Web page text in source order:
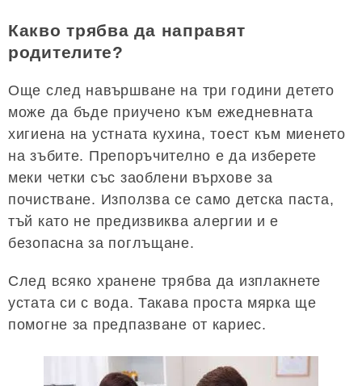
Какво трябва да направят
родителите?
Още след навършване на три години детето
може да бъде приучено към ежедневната
хигиена на устната кухина, тоест към миенето
на зъбите. Препоръчително е да изберете
меки четки със заоблени върхове за
почистване. Използва се само детска паста,
тъй като не предизвиква алергии и е
безопасна за поглъщане.
След всяко хранене трябва да изплакнете
устата си с вода. Такава проста мярка ще
помогне за предпазване от кариес.